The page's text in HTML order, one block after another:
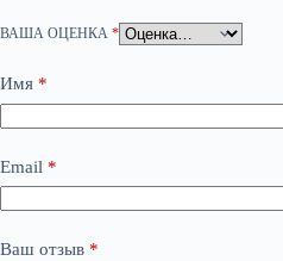
ВАША ОЦЕНКА *
Имя *
Email *
Ваш отзыв *